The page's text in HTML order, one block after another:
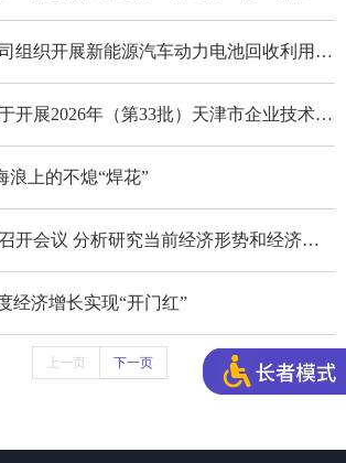
• 节能与综合利用司组织开展新能源汽车动力电池回收利用行业调研及座谈
• 天津港保税区关于开展2026年（第33批）天津市企业技术中心申报工作的通知
浪上的不熄“焊花”
• 中共中央政治局召开会议 分析研究当前经济形势和经济工作 习近平主持会议
经济增长实现“开门红”
上一页 下一页